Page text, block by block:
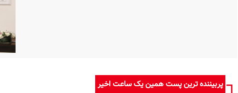
پربیننده ترین پست همین یک ساعت اخیر